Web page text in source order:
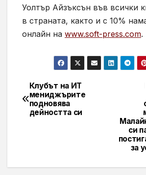
Уолтър Айзъксън във всички
в страната, както и с 10%
онлайн на www.soft-press.com.
Навигация
си
за
Клубът на ИТ
мениджърите
подновява
дейността си